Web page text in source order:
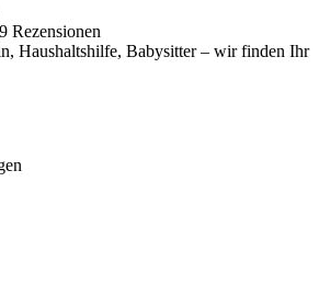
Rezensionen
Haushaltshilfe, Babysitter – wir finden Ihr